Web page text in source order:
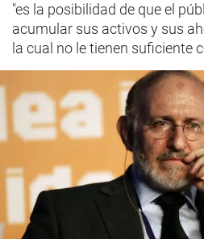
"es la posibilidad de que el
acumular sus activos y sus
la cual no le tienen suficiente